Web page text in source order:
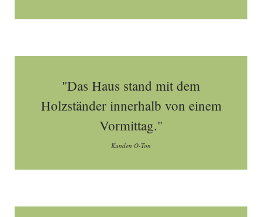
"Das Haus stand mit dem
Holzständer innerhalb von einem
Vormittag."
Kunden O-Ton